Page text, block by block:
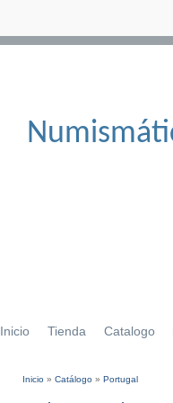
Inicio Tienda Catalogo
Inicio » Catálogo » Portugal